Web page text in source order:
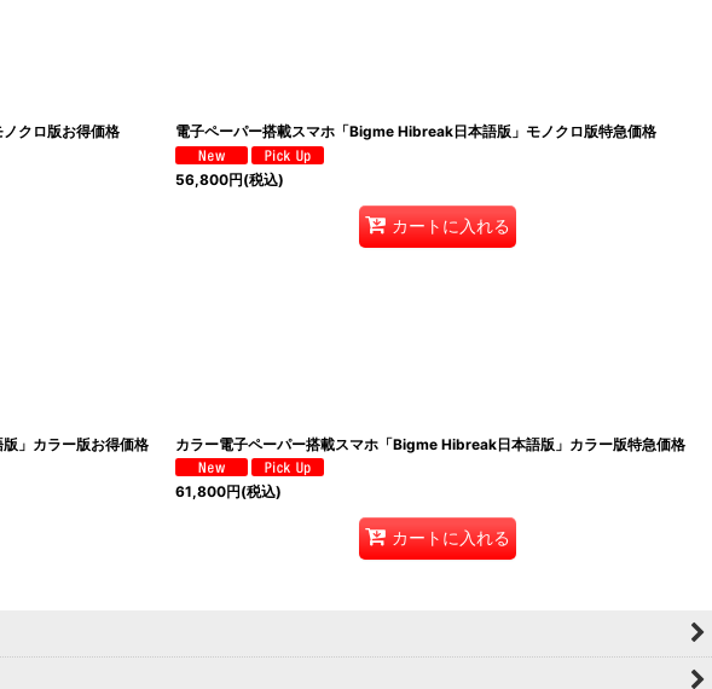
クロ版お得価格 電子ペーパー搭載スマホ「Bigme Hibreak日本語版」モノクロ版特急価格
56,800円(税込)
カートに入れる
」カラー版お得価格 カラー電子ペーパー搭載スマホ「Bigme Hibreak日本語版」カラー版特急価格
61,800円(税込)
カートに入れる